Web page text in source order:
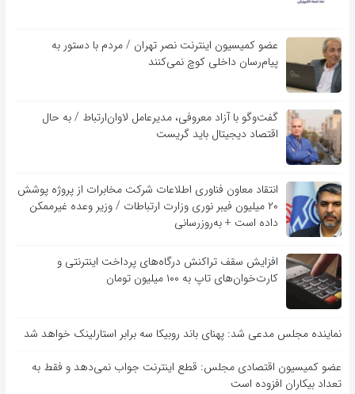
عضو کمیسیون اینترنت نصر تهران / مردم با دستور به
پیام‌رسان داخلی کوچ نمی‌کنند
گفت‌و‌گو با آزاد معروفی، مدیرعامل لاوان‌ارتباط / به حال
اقتصاد دیجیتال باید گریست
انتقاد معاون فناوری اطلاعات شرکت مخابرات از پروژه پوشش
۲۰ میلیون فیبر نوری وزارت ارتباطات / وزیر وعده غیرممکن
داده است + به‌روزرسانی
افزایش سقف تراکنش درگاه‌های پرداخت اینترنتی و
کارت‌خوان‌های تاپ به ۱۰۰ میلیون تومان
نماینده مجلس مدعی شد: پهنای باند روبیکا سه برابر استارلینک خواهد شد
عضو کمیسیون اقتصادی مجلس: قطع اینترنت جواب نمی‌دهد و فقط به
تعداد بیکاران افزوده است